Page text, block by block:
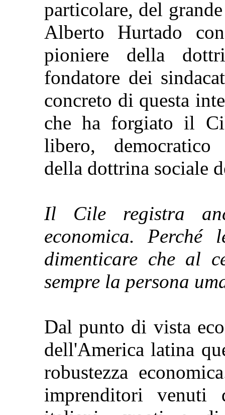
particolare, del
Alberto Hurtado
pioniere della
fondatore dei
concreto di questa
che ha forgiato il
libero, democratico
della dottrina sociale
Il Cile registra
economica.
dimenticare che al
sempre la persona
Dal punto di vista
dell'America latina
robustezza
imprenditori venuti